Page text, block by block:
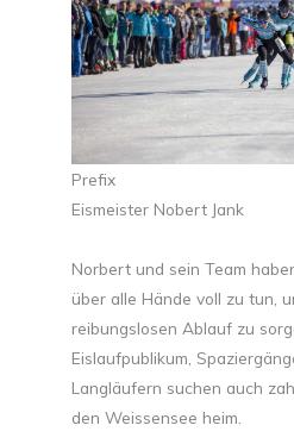
Prefix
Eismeister Nobert Jank
Norbert und sein Team
über alle Hände voll zu tun,
reibungslosen Ablauf zu
Eislaufpublikum,
Langläufern suchen auch
den Weissensee heim.